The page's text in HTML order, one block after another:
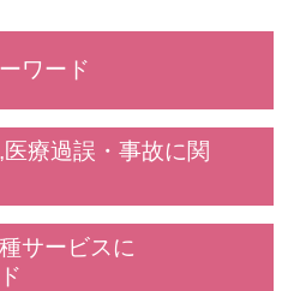
ワード
ト
リット
療過誤・事故に関
サービスに